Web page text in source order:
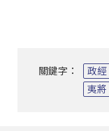
關鍵字： 政經
夷